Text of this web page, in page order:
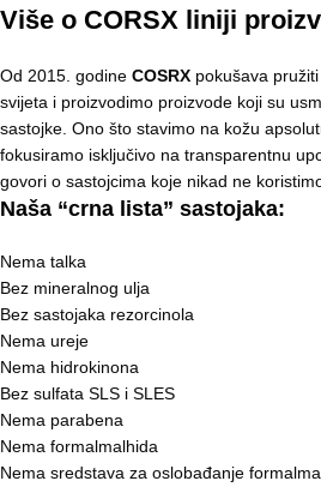
Više o CORSX liniji
Od 2015. godine COSRX pokušava
svijeta i proizvodimo proizvode koji su
sastojke. Ono što stavimo na kožu
fokusiramo isključivo na transparentnu
govori o sastojcima koje nikad ne
Naša “crna lista” sastojaka:
Nema talka
Bez mineralnog ulja
Bez sastojaka rezorcinola
Nema ureje
Nema hidrokinona
Bez sulfata SLS i SLES
Nema parabena
Nema formalmalhida
Nema sredstava za oslobađanje